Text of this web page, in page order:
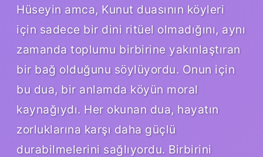
Hüseyin amca, Kunut duasının köyleri
için sadece bir dini ritüel olmadığını, aynı
zamanda toplumu birbirine yakınlaştıran
bir bağ olduğunu söylüyordu. Onun için
bu dua, bir anlamda köyün moral
kaynağıydı. Her okunan dua, hayatın
zorluklarına karşı daha güçlü
durabilmelerini sağlıyordu. Birbirini